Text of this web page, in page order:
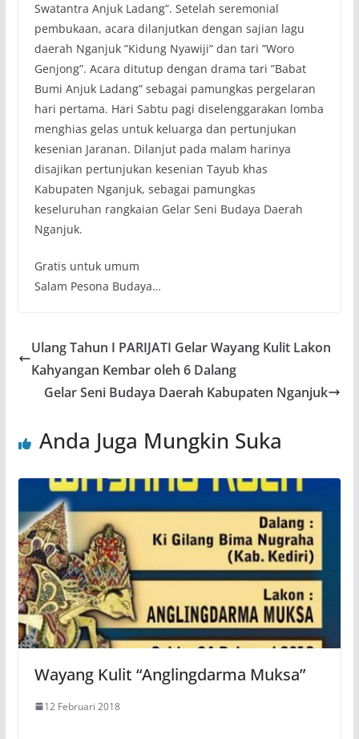
Swatantra Anjuk Ladang”. Setelah seremonial
pembukaan, acara dilanjutkan dengan sajian lagu
daerah Nganjuk ”Kidung Nyawiji” dan tari ”Woro
Genjong”. Acara ditutup dengan drama tari ”Babat
Bumi Anjuk Ladang” sebagai pamungkas pergelaran
hari pertama. Hari Sabtu pagi diselenggarakan lomba
menghias gelas untuk keluarga dan pertunjukan
kesenian Jaranan. Dilanjut pada malam harinya
disajikan pertunjukan kesenian Tayub khas
Kabupaten Nganjuk, sebagai pamungkas
keseluruhan rangkaian Gelar Seni Budaya Daerah
Nganjuk.
Gratis untuk umum
Salam Pesona Budaya…
Ulang Tahun I PARIJATI Gelar Wayang Kulit Lakon
Kahyangan Kembar oleh 6 Dalang
Gelar Seni Budaya Daerah Kabupaten Nganjuk
Anda Juga Mungkin Suka
Wayang Kulit “Anglingdarma Muksa”
12 Februari 2018